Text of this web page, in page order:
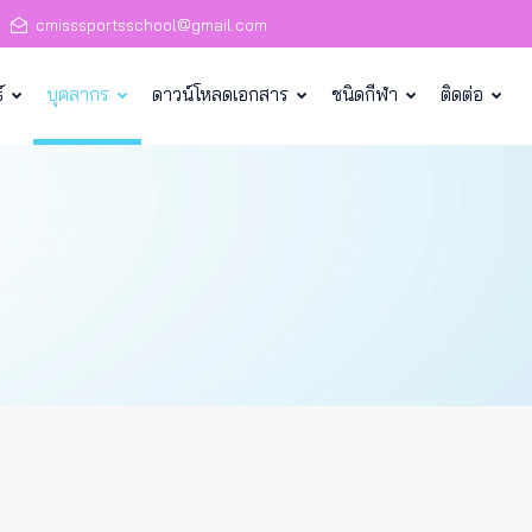
cmisssportsschool@gmail.com
บุคลากร ดาวน์โหลดเอกสาร ชนิดกีฬา ติดต่อ